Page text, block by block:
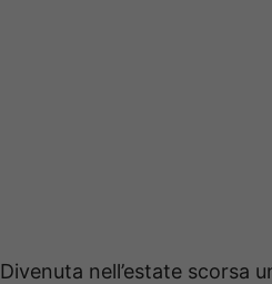
Divenuta nell’estate scorsa